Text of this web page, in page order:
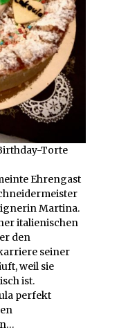
Torte
Ehrengast
Martina.
italienischen
den
seiner
weil sie
ist.
perfekt